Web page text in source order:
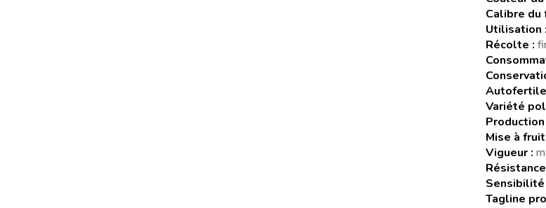
Calibre du
Utilisation :
Récolte :
Variété
Production
Mise à
Vigueur :
Sensibilité
Tagline